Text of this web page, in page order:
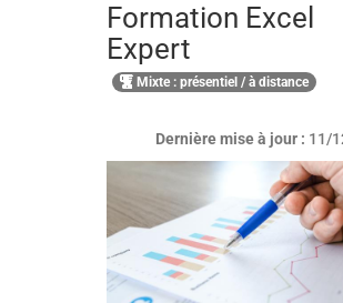
Formation Excel
Expert
Mixte : présentiel / à distance
Dernière mise à jour : 11/